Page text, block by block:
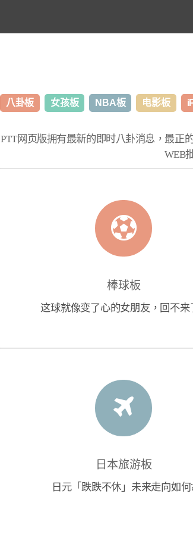
八卦板 女孩板 NBA板 电影板
PTT网页版拥有最新的即时八卦消息，最正
WEB
棒球板
这球就像变了心的女朋友，回不来
日本旅游板
日元「跌跌不休」未来走向如何